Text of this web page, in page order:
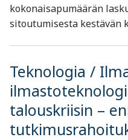
kokonaisapumäärän
sitoutumisesta kestävän
Teknologia /
talouskriisin –